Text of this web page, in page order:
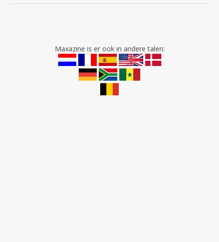
Maxazine is er ook in andere talen: